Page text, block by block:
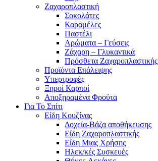
Ζαχαροπλαστική
Σοκολάτες
Καραμέλες
Παστέλι
Αρώματα – Γεύσεις
Ζάχαρη – Γλυκαντικά
Πρόσθετα Ζαχαροπλαστικής
Προϊόντα Επάλειψης
Υπερτροφές
Ξηροί Καρποί
Αποξηραμένα Φρούτα
Για Το Σπίτι
Είδη Κουζίνας
Δοχεία-Βάζα αποθήκευσης
Είδη Ζαχαροπλαστικής
Είδη Μιας Χρήσης
Ηλεκ/κές Συσκευές